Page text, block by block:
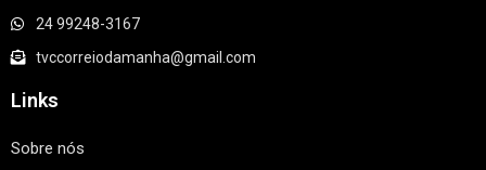
24 99248-3167
tvccorreiodamanha@gmail.com
Links
Sobre nós